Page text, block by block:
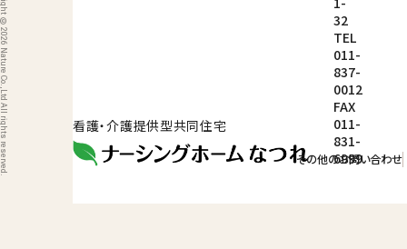
その他のお問い合わせ
看護・介護提供型共同住宅
32
TEL
011-
837-
0012
FAX
011-
831-
6999
Copyright © 2026 Nature Co.,Ltd All rights reserved.